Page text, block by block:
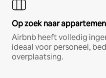
Op zoek naar
Airbnb heeft volledig
ideaal voor personeel,
overplaatsing.